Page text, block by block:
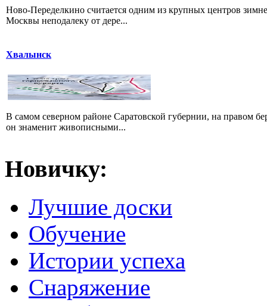
Ново-Переделкино считается одним из крупных центров
Москвы неподалеку от дере...
Хвалынск
В самом северном районе Саратовской губернии, на правом
он знаменит живописными...
Новичку:
Лучшие доски
Обучение
Истории успеха
Снаряжение